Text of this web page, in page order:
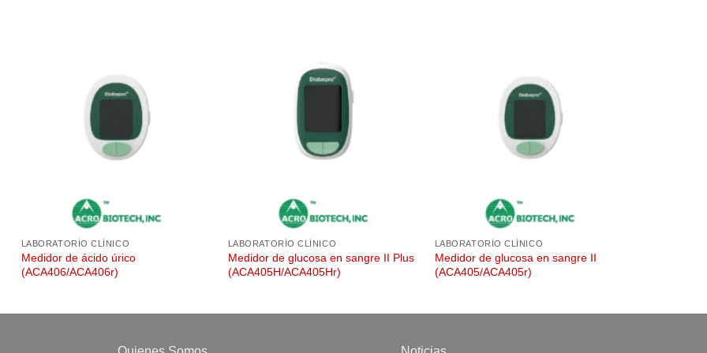
LABORATORÍO CLÍNICO
Medidor de ácido úrico
(ACA406/ACA406r)
LABORATORÍO CLÍNICO
Medidor de glucosa en sangre II Plus
(ACA405H/ACA405Hr)
LABORATORÍO CLÍNICO
Medidor de glucosa en sangre II
(ACA405/ACA405r)